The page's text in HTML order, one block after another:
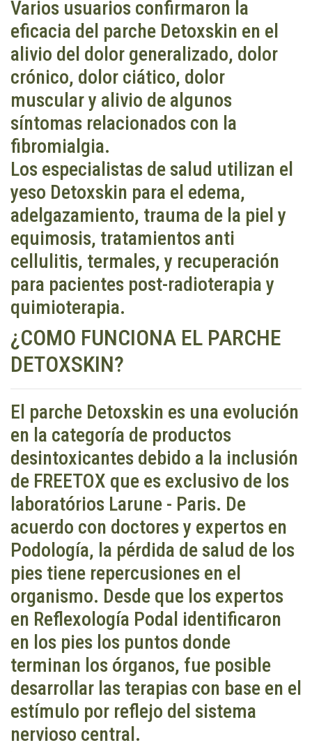
Varios usuarios confirmaron la
eficacia del parche Detoxskin en el
alivio del dolor generalizado, dolor
crónico, dolor ciático, dolor
muscular y alivio de algunos
síntomas relacionados con la
fibromialgia.
Los especialistas de salud utilizan el
yeso Detoxskin para el edema,
adelgazamiento, trauma de la piel y
equimosis, tratamientos anti
cellulitis, termales, y recuperación
para pacientes post-radioterapia y
quimioterapia.
¿COMO FUNCIONA EL PARCHE
DETOXSKIN?
El parche Detoxskin es una evolución
en la categoría de productos
desintoxicantes debido a la inclusión
de FREETOX que es exclusivo de los
laboratórios Larune - Paris. De
acuerdo con doctores y expertos en
Podología, la pérdida de salud de los
pies tiene repercusiones en el
organismo. Desde que los expertos
en Reflexología Podal identificaron
en los pies los puntos donde
terminan los órganos, fue posible
desarrollar las terapias con base en el
estímulo por reflejo del sistema
nervioso central.